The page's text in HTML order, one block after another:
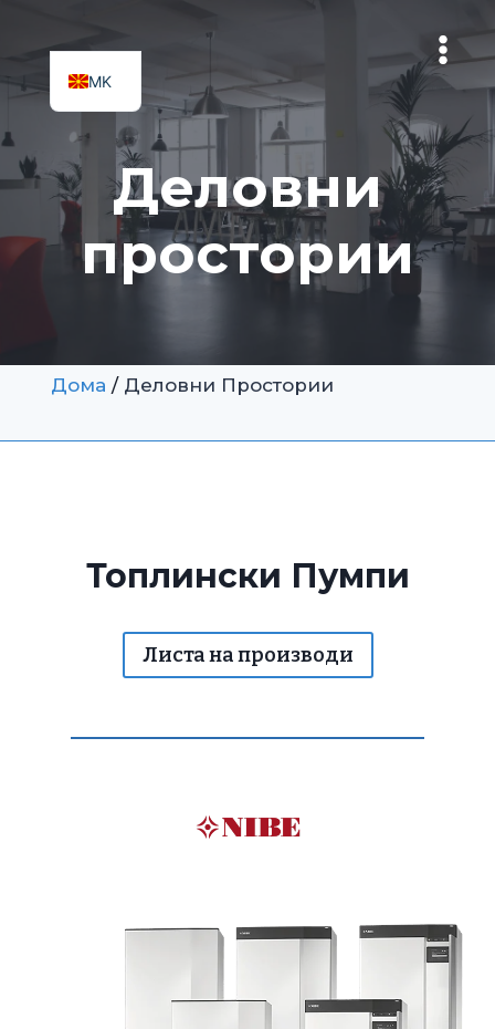
content
Деловни
простории
Дома / Деловни Простории
Топлински Пумпи
Листа на производи
MK
SQ